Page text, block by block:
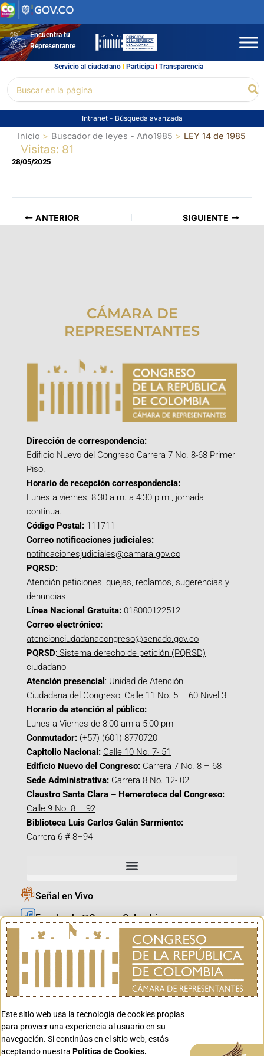
Ir
al
contenidoEncuentra tu
Representante
Servicio al ciudadano l Participal Transparencia
por:
Intranet - Búsqueda avanzada
Inicio Buscador de leyes - Año1985 LEY 14 de 1985
Visitas: 81
28/05/2025
ANTERIOR SIGUIENTE
CÁMARA DE
REPRESENTANTES
Dirección de correspondencia:
Edificio Nuevo del Congreso Carrera 7 No. 8-68 Primer
Piso.
Horario de recepción correspondencia:
Lunes a viernes, 8:30 a.m. a 4:30 p.m., jornada
continua.
Código Postal: 111711
Correo notificaciones judiciales:
notificacionesjudiciales@camara.gov.co
PQRSD:
Atención peticiones, quejas, reclamos, sugerencias y
denuncias
Línea Nacional Gratuita: 018000122512
Correo electrónico:
atencionciudadanacongreso@senado.gov.co
PQRSD: Sistema derecho de petición (PQRSD)
ciudadano
Atención presencial : Unidad de Atención
Ciudadana del Congreso, Calle 11 No. 5 – 60 Nivel 3
Horario de atención al público:
Lunes a Viernes de 8:00 am a 5:00 pm
Conmutador: (+57) (601) 8770720
Capitolio Nacional: Calle 10 No. 7- 51
Edificio Nuevo del Congreso: Carrera 7 No. 8 – 68
Sede Administrativa: Carrera 8 No. 12- 02
Claustro Santa Clara – Hemeroteca del Congreso:
Calle 9 No. 8 – 92
Biblioteca Luis Carlos Galán Sarmiento:
Carrera 6 # 8–94
Señal en Vivo
Facebook_@CamaraColombia
Instagram_@CamaraColombia
X_@CamaraColombia
Youtube_@CamaraColombia
Youtube_@CanalCongreso
Este sitio web usa la tecnología de cookies propias
para proveer una experiencia al usuario en su
navegación. Si continúas en el sitio web, estás
aceptando nuestra Política de Cookies. Aceptar